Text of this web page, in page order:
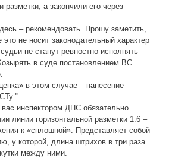
разметки, а закончили его через
– рекомендовать. Прошу заметить,
это не носит законодательный характер
не станут ревностно исполнять
в суде постановлением ВС
в этом случае – нанесение
инспектором ДПС обязательно
линии горизонтальной разметки 1.6 –
к «сплошной». Представляет собой
у которой, длина штрихов в три раза
между ними.